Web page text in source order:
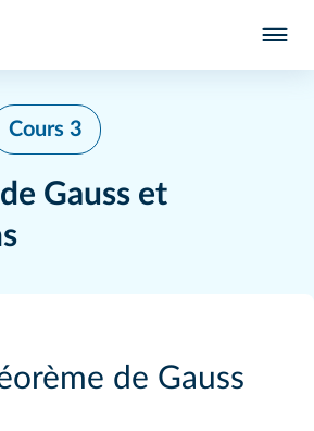
Cours 3
Gauss et
de Gauss